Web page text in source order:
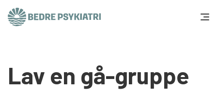
Tal og fakta
Lav en gå-gruppe